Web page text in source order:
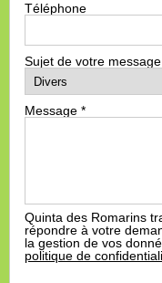
Téléphone
Sujet de votre message
Message *
Quinta des Romarins
répondre à votre
la gestion de vos
politique de